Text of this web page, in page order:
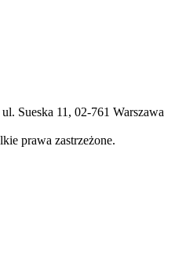
Sueska 11, 02-761 Warszawa
prawa zastrzeżone.